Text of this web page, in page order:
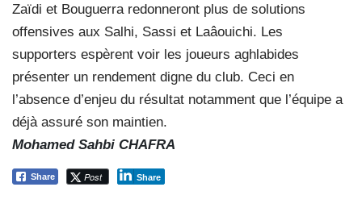
Zaïdi et Bouguerra redonneront plus de solutions
offensives aux Salhi, Sassi et Laâouichi. Les
supporters espèrent voir les joueurs aghlabides
présenter un rendement digne du club. Ceci en
l’absence d’enjeu du résultat notamment que l’équipe a
déjà assuré son maintien.
Mohamed Sahbi CHAFRA
Share Post Share